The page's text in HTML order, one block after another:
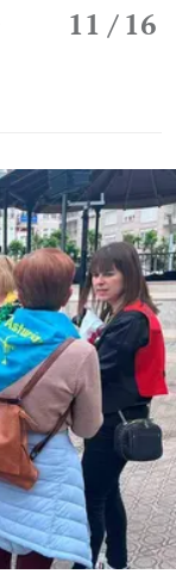
11 / 16